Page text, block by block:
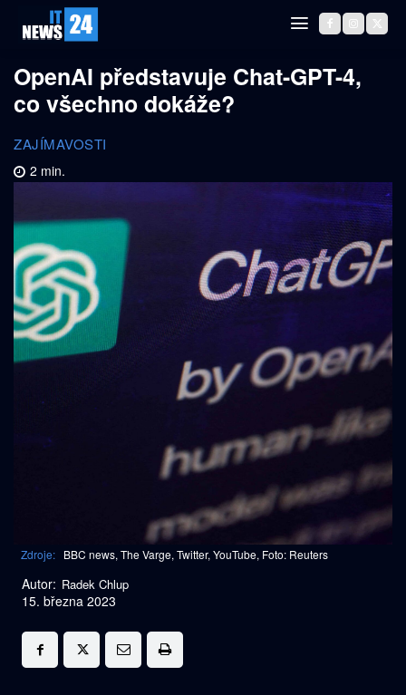
OpenAI představuje Chat-GPT-4,
co všechno dokáže?
ZAJÍMAVOSTI
2 min.
Zdroje: BBC news, The Varge, Twitter, YouTube, Foto: Reuters
Autor: Radek Chlup
15. března 2023